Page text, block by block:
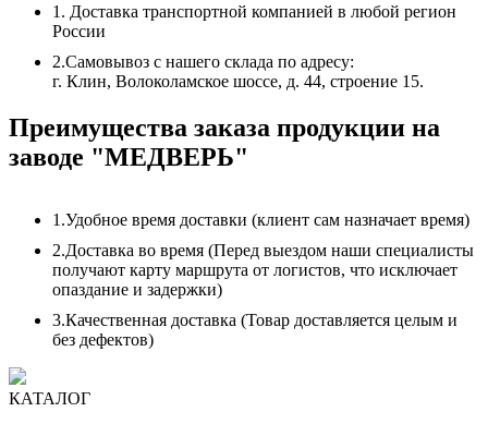
1. Доставка транспортной компанией в любой регион
России
2.Самовывоз с нашего склада по адресу:
г. Клин, Волоколамское шоссе, д. 44, строение 15.
Преимущества заказа продукции на
заводе "МЕДВЕРЬ"
1.Удобное время доставки (клиент сам назначает время)
2.Доставка во время (Перед выездом наши специалисты
получают карту маршрута от логистов, что исключает
опаздание и задержки)
3.Качественная доставка (Товар доставляется целым и
без дефектов)
КАТАЛОГ